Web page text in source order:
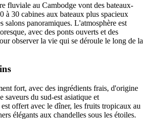
fluviale au Cambodge vont des bateaux-
à 30 cabines aux bateaux plus spacieux
salons panoramiques. L'atmosphère est
avec des ponts ouverts et des
observer la vie qui se déroule le long de la
fort, avec des ingrédients frais, d'origine
saveurs du sud-est asiatique et
offert avec le dîner, les fruits tropicaux au
élégants aux chandelles sous les étoiles.